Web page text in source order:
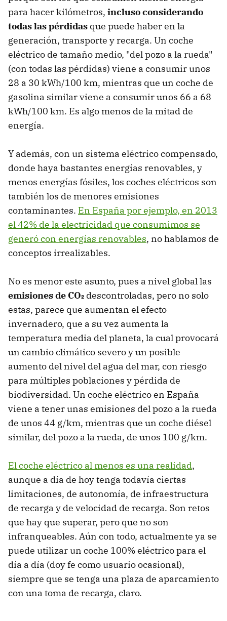
para hacer kilómetros, incluso considerando
todas las pérdidas que puede haber en la
generación, transporte y recarga. Un coche
eléctrico de tamaño medio, "del pozo a la rueda"
(con todas las pérdidas) viene a consumir unos
28 a 30 kWh/100 km, mientras que un coche de
gasolina similar viene a consumir unos 66 a 68
kWh/100 km. Es algo menos de la mitad de
energía.
Y además, con un sistema eléctrico compensado,
donde haya bastantes energías renovables, y
menos energías fósiles, los coches eléctricos son
también los de menores emisiones
contaminantes. En España por ejemplo, en 2013
el 42% de la electricidad que consumimos se
generó con energías renovables, no hablamos de
conceptos irrealizables.
No es menor este asunto, pues a nivel global las
emisiones de CO₂ descontroladas, pero no solo
estas, parece que aumentan el efecto
invernadero, que a su vez aumenta la
temperatura media del planeta, la cual provocará
un cambio climático severo y un posible
aumento del nivel del agua del mar, con riesgo
para múltiples poblaciones y pérdida de
biodiversidad. Un coche eléctrico en España
viene a tener unas emisiones del pozo a la rueda
de unos 44 g/km, mientras que un coche diésel
similar, del pozo a la rueda, de unos 100 g/km.
El coche eléctrico al menos es una realidad,
aunque a día de hoy tenga todavía ciertas
limitaciones, de autonomía, de infraestructura
de recarga y de velocidad de recarga. Son retos
que hay que superar, pero que no son
infranqueables. Aún con todo, actualmente ya se
puede utilizar un coche 100% eléctrico para el
día a día (doy fe como usuario ocasional),
siempre que se tenga una plaza de aparcamiento
con una toma de recarga, claro.